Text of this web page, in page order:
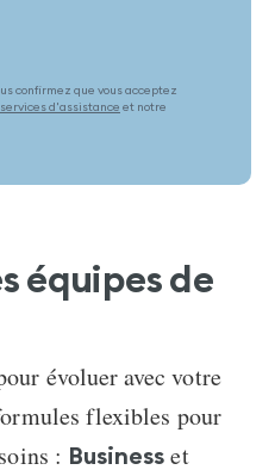
confirmez que vous acceptez
d'assistance et notre
équipes de
évoluer avec votre
flexibles pour
: Business et